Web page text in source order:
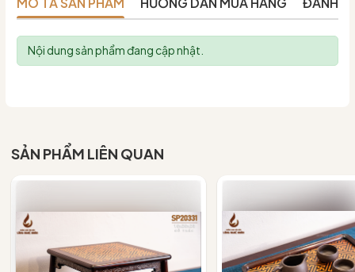
Nội dung sản phẩm đang cập nhật.
SẢN PHẨM LIÊN QUAN